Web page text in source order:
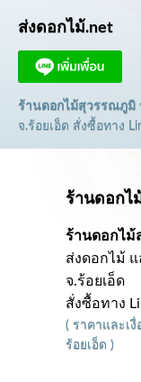
ส่งดอกไม้.net
ร้านดอกไม้สุวรรณภูมิ
จ.ร้อยเอ็ด สั่งซื้อทาง
ร้านดอกไ
ร้านดอกไ
ส่งดอกไม้ แ
จ.ร้อยเอ็ด
สั่งซื้อทาง
( ราคาและเ
ร้อยเอ็ด )